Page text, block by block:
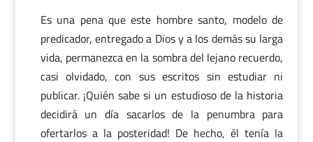
Es una pena que este hombre santo, modelo de
predicador, entregado a Dios y a los demás su larga
vida, permanezca en la sombra del lejano recuerdo,
casi olvidado, con sus escritos sin estudiar ni
publicar. ¡Quién sabe si un estudioso de la historia
decidirá un día sacarlos de la penumbra para
ofertarlos a la posteridad! De hecho, él tenía la